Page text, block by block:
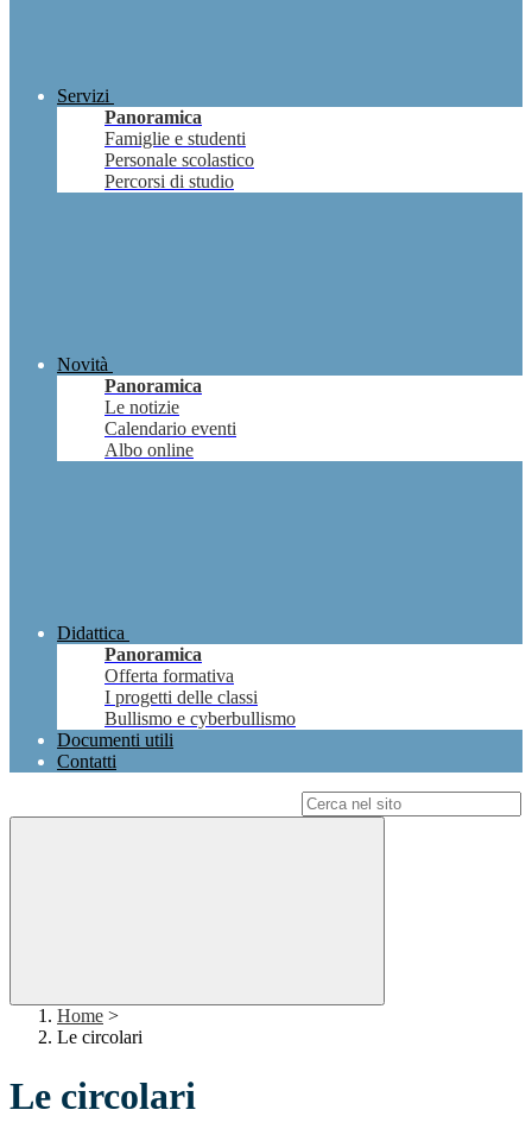
Servizi
Panoramica
Famiglie e studenti
Personale scolastico
Percorsi di studio
Novità
Panoramica
Le notizie
Calendario eventi
Albo online
Didattica
Panoramica
Offerta formativa
I progetti delle classi
Bullismo e cyberbullismo
Documenti utili
Contatti
Home >
Le circolari
Le circolari